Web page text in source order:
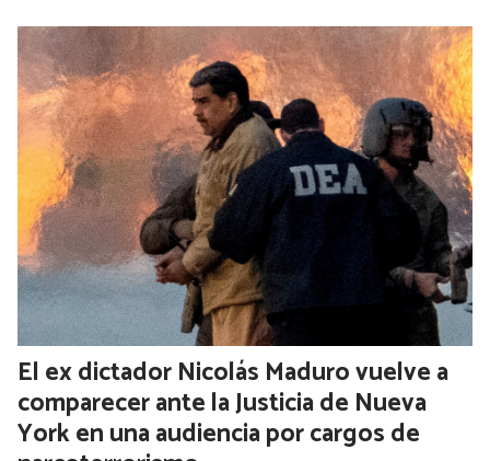
El fujimorismo vuelve al poder: Keiko
Fujimori asume la presidencia de Perú en
el mismo día en que su padre lo hizo
hace 36 años
EL MUNDO
28 de julio de 2026
La líder de Fuerza Popular se convierte en la primera mujer
elegida por voto popular en la historia del país andino, tras
cuatro intentos y 26 años de espera. Hereda un Perú con
ocho presidentes en una década, homicidios que se
triplicaron y el fenómeno El Niño en el horizonte